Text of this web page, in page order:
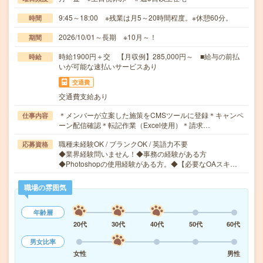
時間 9:45～18:00 ※残業は月5～20時間程度。※休憩60分。
期間 2026/10/01～長期 ※10月～！
時給
時給1900円＋交 【月収例】285,000円～ ■給与の前払
いが可能な速払いサービスあり
交通費
交通費支給あり
仕事内容
＊メンバーが立案した施策をCMSツールに登録＊キャンペ
ーン配信確認＊転記作業（Excel使用）＊請求…
応募資格
職種未経験OK / ブランクOK / 英語力不要
◆業界経験問いません！◆事務の経験がある方
◆Photoshopの使用経験がある方。◆【必要なOAスキ…
職場の雰囲気
年齢層
20代
30代 40代 50代
60代
男女比率
女性
男性